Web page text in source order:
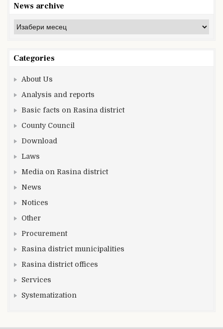
News archive
News
archive
Categories
About Us
Analysis and reports
Basic facts on Rasina district
County Council
Download
Laws
Media on Rasina district
News
Notices
Other
Procurement
Rasina district municipalities
Rasina district offices
Services
Systematization